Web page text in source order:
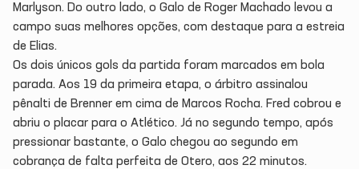
Marlyson. Do outro lado, o Galo de Roger Machado levou a
campo suas melhores opções, com destaque para a estreia
de Elias.
Os dois únicos gols da partida foram marcados em bola
parada. Aos 19 da primeira etapa, o árbitro assinalou
pênalti de Brenner em cima de Marcos Rocha. Fred cobrou e
abriu o placar para o Atlético. Já no segundo tempo, após
pressionar bastante, o Galo chegou ao segundo em
cobrança de falta perfeita de Otero, aos 22 minutos.